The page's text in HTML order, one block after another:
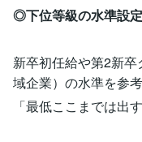
◎下位等級の水準設定
新卒初任給や第2新
域企業）の水準を参考
「最低ここまでは出